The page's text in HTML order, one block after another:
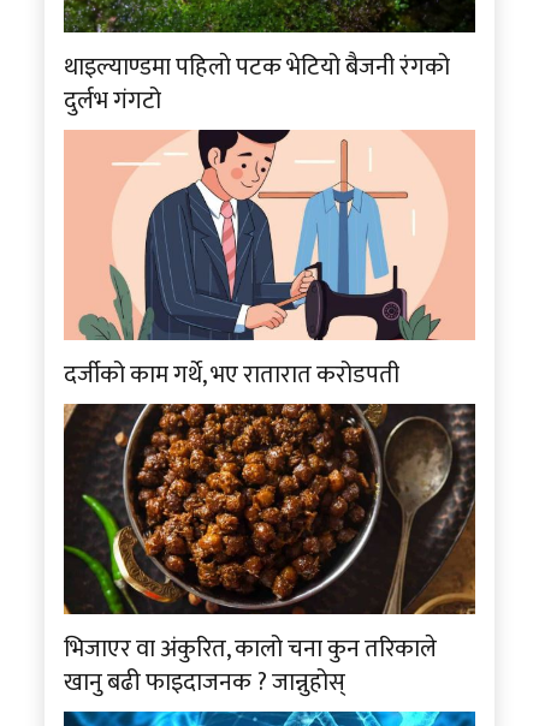
थाइल्याण्डमा पहिलाे पटक भेटियो बैजनी रंगको
दुर्लभ गंगटो
दर्जीको काम गर्थे, भए रातारात करोडपती
भिजाएर वा अंकुरित, कालो चना कुन तरिकाले
खानु बढी फाइदाजनक ? जान्नुहोस्